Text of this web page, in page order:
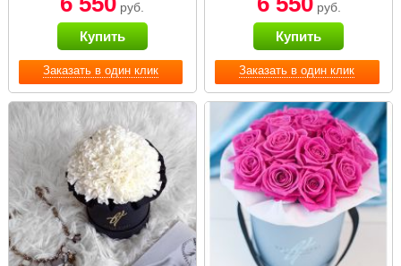
Заказать в один клик
коробке Small
руб.
Купить
Заказать в один клик
черной коробке
Small
руб.
Купить